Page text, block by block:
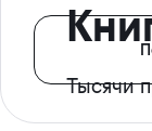
Тысячи
с